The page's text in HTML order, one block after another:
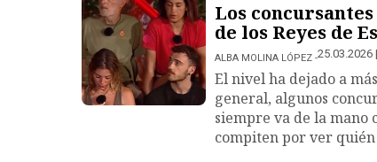
Los
de los Reyes de
ALBA MOLINA LÓPEZ 25.03.2026
El nivel ha dejado a
general, algunos
siempre va de la mano
compiten por ver